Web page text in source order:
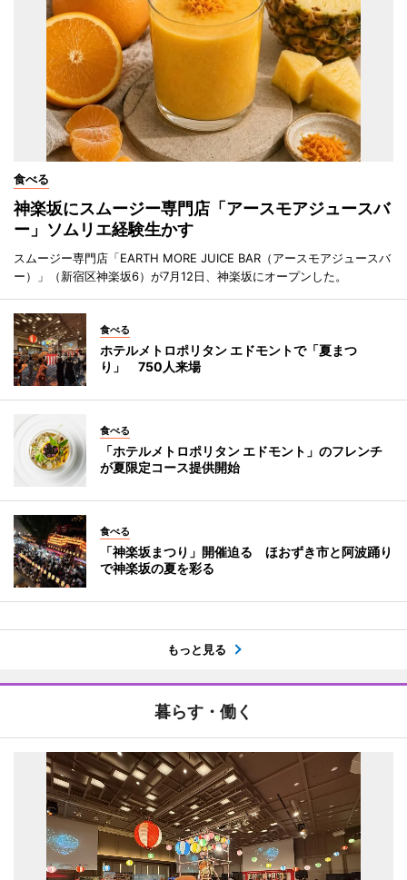
食べる
神楽坂にスムージー専門店「アースモアジュースバ
ー」ソムリエ経験生かす
スムージー専門店「EARTH MORE JUICE BAR（アースモアジュースバ
ー）」（新宿区神楽坂6）が7月12日、神楽坂にオープンした。
食べる
ホテルメトロポリタン エドモントで「夏まつ
り」 750人来場
食べる
「ホテルメトロポリタン エドモント」のフレンチ
が夏限定コース提供開始
食べる
「神楽坂まつり」開催迫る ほおずき市と阿波踊り
で神楽坂の夏を彩る
もっと見る
暮らす・働く